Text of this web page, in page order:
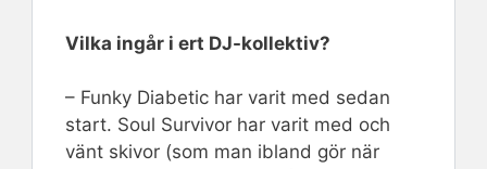
Vilka ingår i ert DJ-kollektiv?
– Funky Diabetic har varit med sedan
start. Soul Survivor har varit med och
vänt skivor (som man ibland gör när